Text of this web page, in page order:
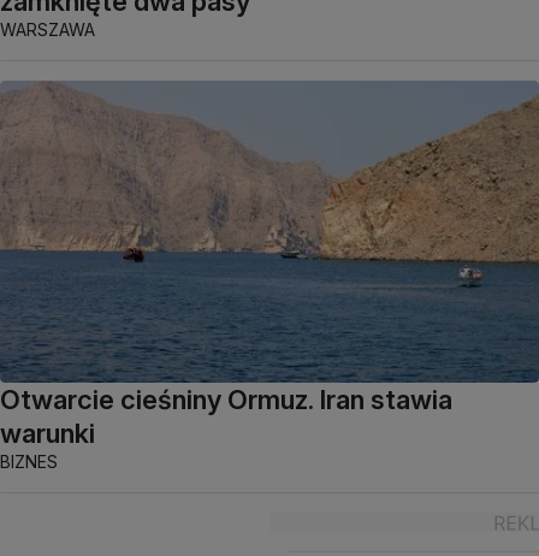
WARSZAWA
Otwarcie cieśniny Ormuz. Iran stawia
warunki
BIZNES